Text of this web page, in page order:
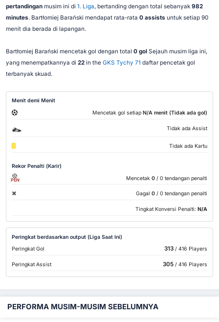
pertandinganmusim ini di 1. Liga, bertanding dengan total sebanyak 982
minutes. Bartłomiej Barański mendapat rata-rata 0 assists untuk setiap 90
menit dia berada di lapangan.
Bartłomiej Barański mencetak gol dengan total 0 golSejauh musim liga ini,
yang menempatkannya di 22in the GKS Tychy 71 daftar pencetak gol
terbanyak skuad.
Menit demi Menit
Mencetak gol setiap N/A menit (Tidak ada gol)
Tidak ada Assist
Tidak ada Kartu
Rekor Penalti (Karir)
PEN Mencetak 0 / 0 tendangan penalti
Gagal 0 / 0 tendangan penalti
Tingkat Konversi Penalti: N/A
Peringkat berdasarkan output (Liga Saat Ini)
Peringkat Gol
313/ 416 Players
Peringkat Assist 305/ 416 Players
PERFORMA MUSIM-MUSIM SEBELUMNYA